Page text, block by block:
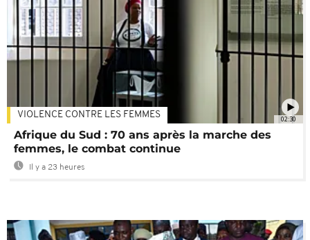
02:30
VIOLENCE CONTRE LES FEMMES
Afrique du Sud : 70 ans après la marche des
femmes, le combat continue
Il y a 23 heures